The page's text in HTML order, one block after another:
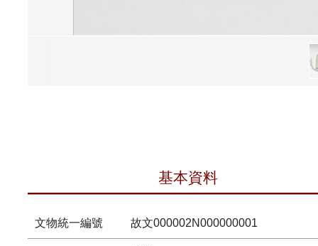
基本資料
文物統一編號 故文000002N000000001